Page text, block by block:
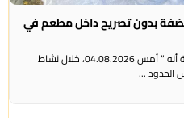
بدون تصريح داخل مطعم في
راديو الناس – بث مباشر أعلنت الشرطة أنه ” أمس 04.08.2026، خلال نشاط
...